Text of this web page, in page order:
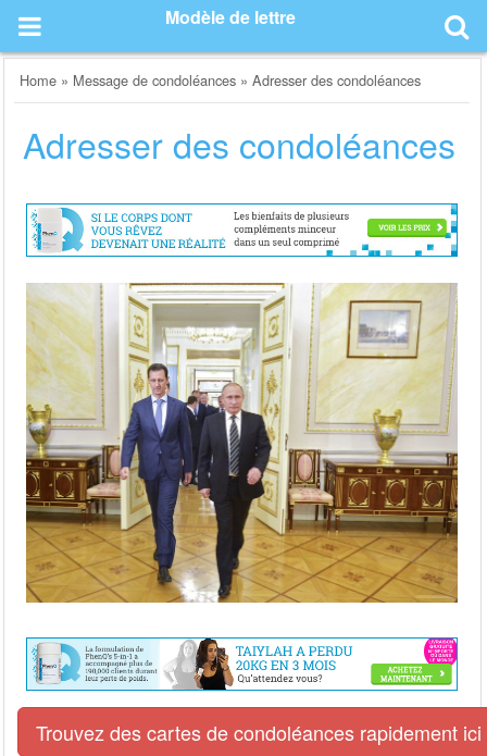
content
Modèle de lettre
Home » Message de condoléances »Adresser des condoléances
Adresser des condoléances
Trouvez des cartes de condoléances rapidement ici